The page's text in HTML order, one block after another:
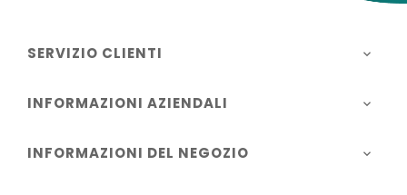
SERVIZIO CLIENTI 
INFORMAZIONI AZIENDALI 
INFORMAZIONI DEL NEGOZIO 